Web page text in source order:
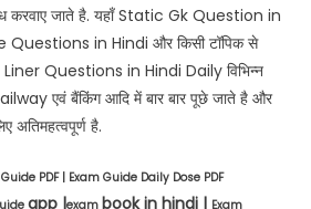
जाते है. यहाँ Static Gk Question in
in Hindi और किसी टॉपिक से
Questions in Hindi Daily विभिन्न
एवं बैंकिंग आदि में बार बार पूछे जाते है और
अतिमहत्वपूर्ण है.
PDF | Exam Guide Daily Dose PDF
app |exam book in hindi | Exam